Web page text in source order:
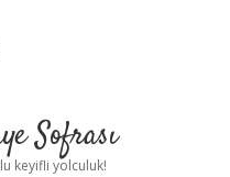
Sofrası
keyifli yolculuk!